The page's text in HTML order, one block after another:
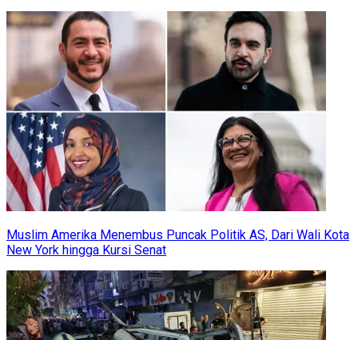
Muslim Amerika Menembus Puncak Politik AS, Dari Wali Kota
New York hingga Kursi Senat